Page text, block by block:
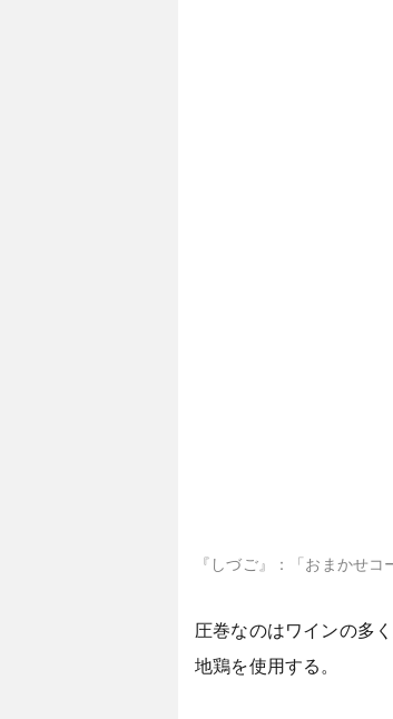
『しづご』：「おまかせ
圧巻なのはワインの多
地鶏を使用する。